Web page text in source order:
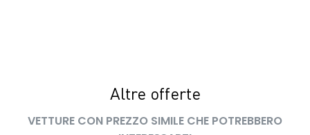
Altre offerte
VETTURE CON PREZZO SIMILE CHE POTREBBERO